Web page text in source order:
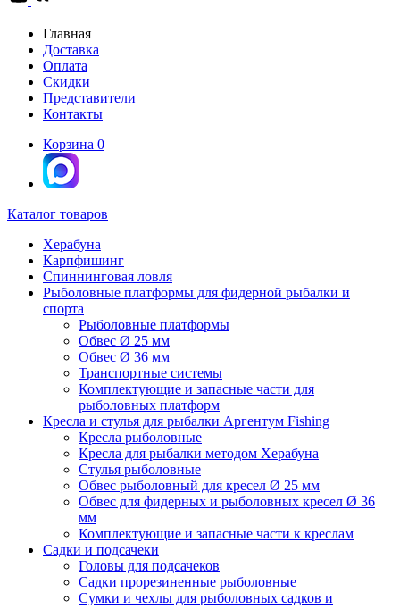
Главная
Доставка
Оплата
Скидки
Представители
Контакты
Корзина 0
Каталог товаров
Херабуна
Карпфишинг
Спиннинговая ловля
Рыболовные платформы для фидерной рыбалки и
спорта
Рыболовные платформы
Обвес Ø 25 мм
Обвес Ø 36 мм
Транспортные системы
Комплектующие и запасные части для
рыболовных платформ
Кресла и стулья для рыбалки Аргентум Fishing
Кресла рыболовные
Кресла для рыбалки методом Херабуна
Стулья рыболовные
Обвес рыболовный для кресел Ø 25 мм
Обвес для фидерных и рыболовных кресел Ø 36
мм
Комплектующие и запасные части к креслам
Садки и подсачеки
Головы для подсачеков
Садки прорезиненные рыболовные
Сумки и чехлы для рыболовных садков и